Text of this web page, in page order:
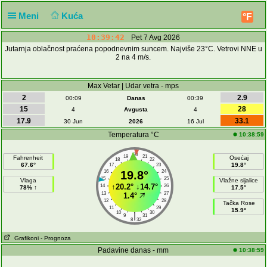
Meni Kuća °F
10:39:43
Pet 7 Avg 2026
Jutarnja oblačnost praćena popodnevnim suncem. Najviše 23°C. Vetrovi NNE u
2 na 4 m/s.
Max Vetar | Udar vetra - mps
2
00:09 Danas 00:39
2.9
15
4 Avgusta 4
28
17.9
30 Jun 2026 16 Jul
33.1
Temperatura °C
10:38:59
Fahrenheit
67.6°
Vlaga
78% ↑
20
19 21
18
22
17
23
16
24
15
25
14
26
13
27
12
28
11
29
10
30
9 31
|
8 32
19.8°
↑20.2°↓14.7°
1.4°
Osećaj
19.8°
Vlažne sijalice
17.5°
Tačka Rose
15.9°
Grafikoni - Prognoza
Padavine danas - mm 10:38:59